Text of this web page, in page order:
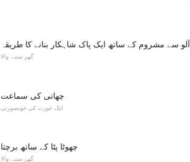
آلو سے مشروم کے ساتھ ایک پاک شاہکار بنانے کا طریقہ
گھر سننے والا
چھاتی کی سماعت
ایک عورت کی خوبصورتی
چھوٹا پٹا کے ساتھ برچتا
گھر سننے والا